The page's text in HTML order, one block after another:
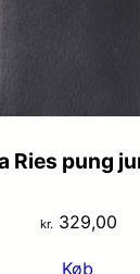
Ries pung
kr. 329,00
Køb